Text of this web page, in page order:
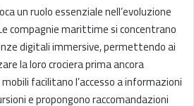
un ruolo essenziale nell’evoluzione
compagnie marittime si concentrano
digitali immersive, permettendo ai
la loro crociera prima ancora
facilitano l’accesso a informazioni
e propongono raccomandazioni